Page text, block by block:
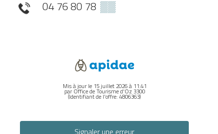
04 76 80 78 ▒▒
Mis à jour le 15 juillet 2026 à 11:41
par Office de Tourisme d'Oz 3300
(Identifiant de l'offre: 4806363)